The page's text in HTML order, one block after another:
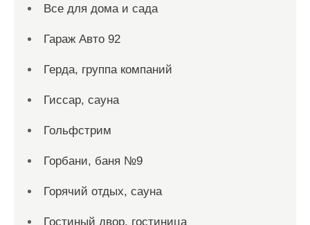
Все для дома и сада
Гараж Авто 92
Герда, группа компаний
Гиссар, сауна
Гольфстрим
Горбани, баня №9
Горячий отдых, сауна
Гостиный двор, гостиница